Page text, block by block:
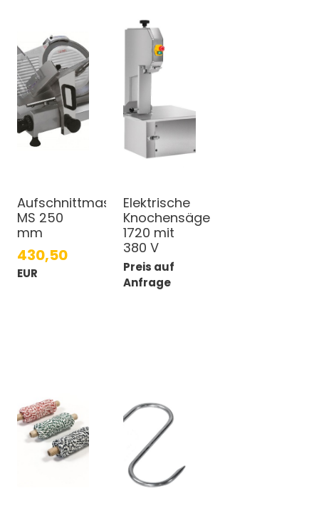
Aufschnittmaschine
MS 250
mm
430,50
EUR
Elektrische
Knochensäge
1720 mit
380 V
Preis auf
Anfrage